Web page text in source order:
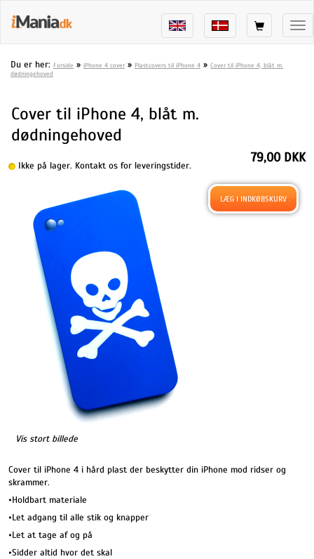
Du er her: Forside » iPhone 4 cover » Plastcovers til iPhone 4 » Cover til iPhone 4, blåt m.
dødningehoved
Cover til iPhone 4, blåt m.
dødningehoved
Ikke på lager. Kontakt os for leveringstider.
Vis stort billede
79,00 DKK
Cover til iPhone 4 i hård plast der beskytter din iPhone mod ridser og
skrammer.
•Holdbart materiale
•Let adgang til alle stik og knapper
•Let at tage af og på
•Sidder altid hvor det skal